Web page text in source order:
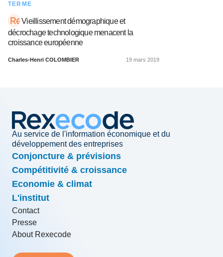
TERME
Vieillissement démographique et
décrochage technologique menacent la
croissance européenne
Charles-Henri COLOMBIER 19 mars 2019
Au service de l'information économique et du
développement des entreprises
Conjoncture & prévisions
Compétitivité & croissance
Economie & climat
L'institut
Contact
Presse
About Rexecode